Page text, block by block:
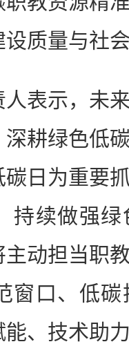
质量与社
示，未来
耕绿色低
日为重要
持续做强
动担当职
窗口、低
、技术助